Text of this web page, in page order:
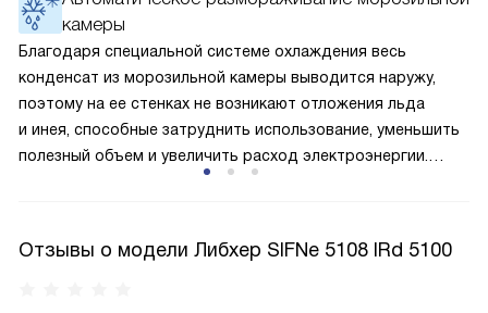
устанавливается температура в районе +15 градусов. Это
позволяет сохранить продукты на определённое время
и избежать появление неприятных запахов.
камеры
Благодаря специальной системе охлаждения весь
конденсат из морозильной камеры выводится наружу,
поэтому на ее стенках не возникают отложения льда
и инея, способные затруднить использование, уменьшить
полезный объем и увеличить расход электроэнергии.
Отзывы о модели Либхер SIFNe 5108 IRd 5100